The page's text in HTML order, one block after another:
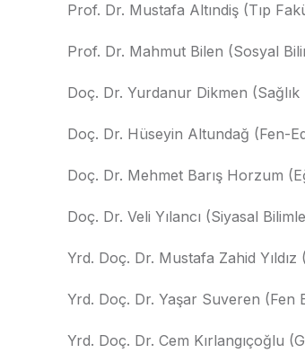
Prof. Dr. Mustafa Altındiş (Tıp
Prof. Dr. Mahmut Bilen (Sosyal
Doç. Dr. Yurdanur Dikmen (Sağlık
Doç. Dr. Hüseyin Altundağ (Fen-
Doç. Dr. Mehmet Barış Horzum
Doç. Dr. Veli Yılancı (Siyasal
Yrd. Doç. Dr. Mustafa Zahid
Yrd. Doç. Dr. Yaşar Suveren (Fen
Yrd. Doç. Dr. Cem Kırlangıçoğlu